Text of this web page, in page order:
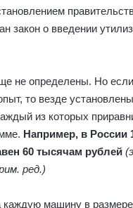
закон о введении
не определены. Но
то везде установлены
из которых
Например, в России
60 тысячам рублей
ред.)
каждую машину в